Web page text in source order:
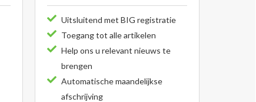
Uitsluitend met BIG registratie
Toegang tot alle artikelen
Help ons u relevant nieuws te
brengen
Automatische maandelijkse
afschrijving